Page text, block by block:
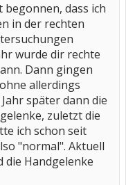
begonnen, dass ich
in der rechten
wurde dir rechte
Dann gingen
allerdings
später dann die
zuletzt die
ich schon seit
"normal". Aktuell
die Handgelenke